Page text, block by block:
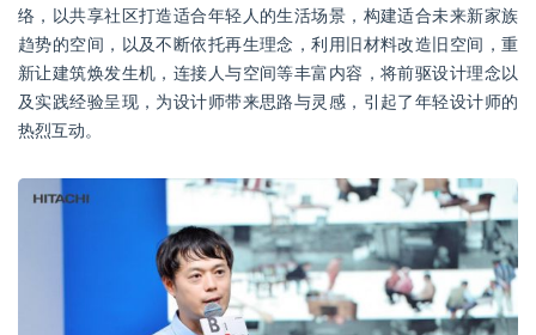
络，以共享社区打造适合年轻人的生活场景，构建适合未来新家族
趋势的空间，以及不断依托再生理念，利用旧材料改造旧空间，重
新让建筑焕发生机，连接人与空间等丰富内容，将前驱设计理念以
及实践经验呈现，为设计师带来思路与灵感，引起了年轻设计师的
热烈互动。